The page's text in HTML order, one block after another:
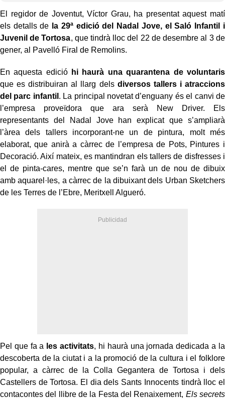
El regidor de Joventut, Víctor Grau, ha presentat aquest matí
els detalls de la 29ª edició del Nadal Jove, el Saló Infantil i
Juvenil de Tortosa, que tindrà lloc del 22 de desembre al 3 de
gener, al Pavelló Firal de Remolins.
En aquesta edició hi haurà una quarantena de voluntaris
que es distribuiran al llarg dels diversos tallers i atraccions
del parc infantil . La principal novetat d’enguany és el canvi de
l’empresa proveïdora que ara serà New Driver. Els
representants del Nadal Jove han explicat que s’ampliarà
l’àrea dels tallers incorporant-ne un de pintura, molt més
elaborat, que anirà a càrrec de l’empresa de Pots, Pintures i
Decoració. Així mateix, es mantindran els tallers de disfresses i
el de pinta-cares, mentre que se’n farà un de nou de dibuix
amb aquarel·les, a càrrec de la dibuixant dels Urban Sketchers
de les Terres de l’Ebre, Meritxell Algueró.
Pel que fa a les activitats, hi haurà una jornada dedicada a la
descoberta de la ciutat i a la promoció de la cultura i el folklore
popular, a càrrec de la Colla Gegantera de Tortosa i dels
Castellers de Tortosa. El dia dels Sants Innocents tindrà lloc el
contacontes del llibre de la Festa del Renaixement, Els secrets